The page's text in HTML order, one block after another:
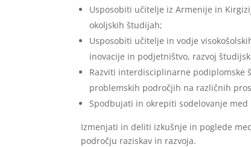
Usposobiti učitelje iz Armenije in
okoljskih študijah;
Usposobiti učitelje in vodje
inovacije in podjetništvo, razvoj
Razviti interdisciplinarne podiplomske
problemskih področjih na različnih
Spodbujati in okrepiti sodelovanje
Izmenjati in deliti izkušnje in poglede
področju raziskav in razvoja.